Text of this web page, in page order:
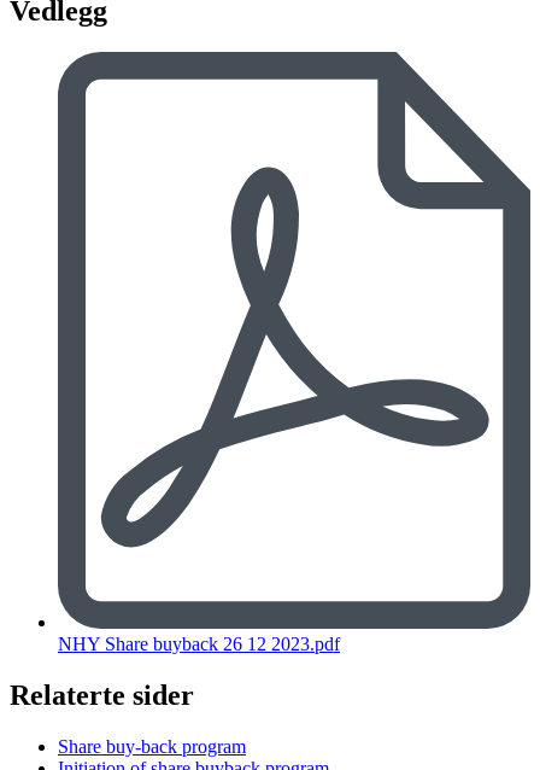
Vedlegg
NHY Share buyback 26 12 2023.pdf
Relaterte sider
Share buy-back program